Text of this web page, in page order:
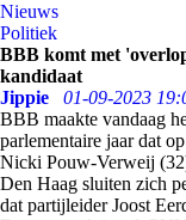
Nieuws
Politiek
BBB komt met
kandidaat
Jippie
01-09-2023
BBB maakte vandaag
parlementaire jaar dat
Nicki Pouw-Verweij
Den Haag sluiten zich
dat partijleider Joost